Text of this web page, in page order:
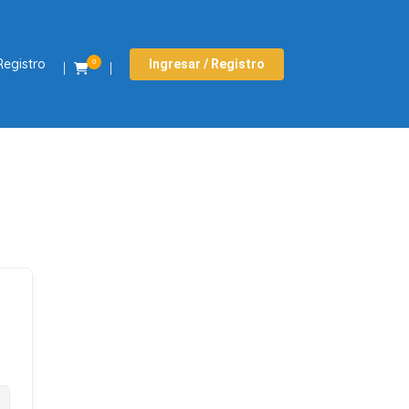
0 Ingresar / Registro